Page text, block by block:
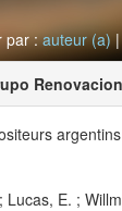
par :auteur (a)
Renovacion
argentins
Lucas, E. ;